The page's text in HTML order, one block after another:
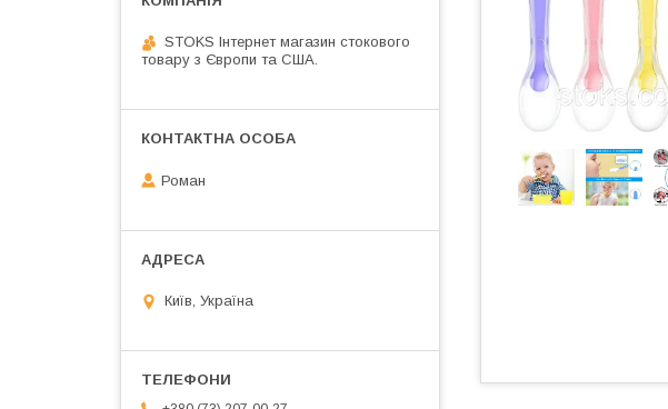
STOKS Інтернет магазин стокового
товару з Європи та США.
Роман
Київ, Україна